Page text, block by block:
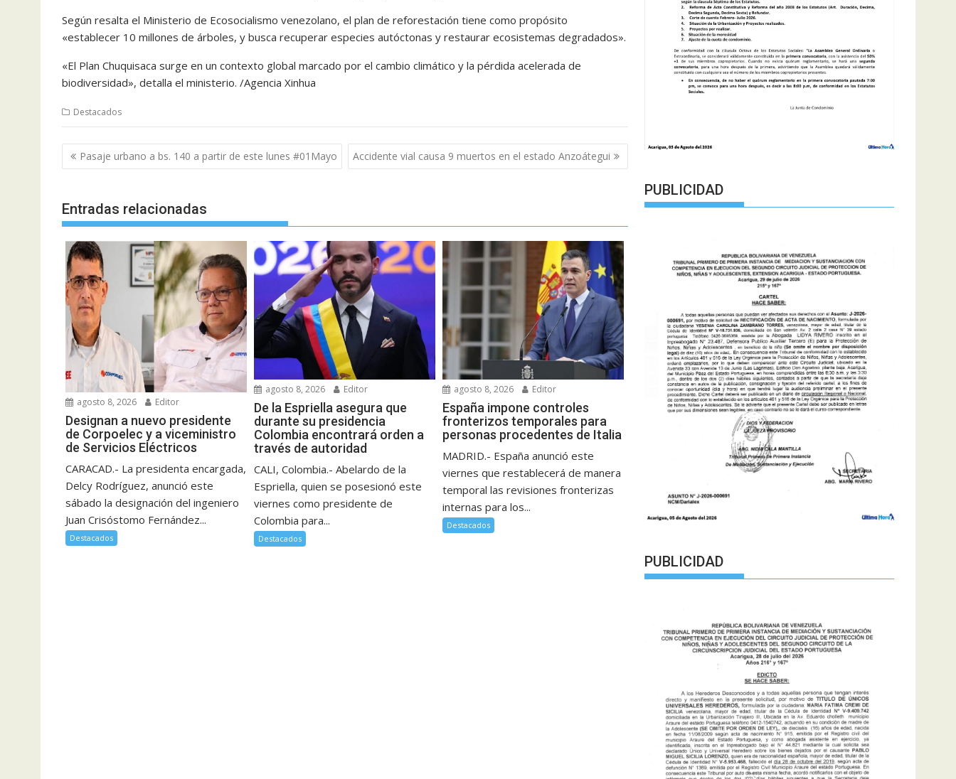
Según resalta el Ministerio de Ecosocialismo venezolano, el plan de reforestación tiene como propósito
«establecer 10 millones de árboles, y busca recuperar especies autóctonas y restaurar ecosistemas degradados».
«El Plan Chuquisaca surge en un contexto global marcado por el cambio climático y la pérdida acelerada de
biodiversidad», detalla el ministerio. /Agencia Xinhua
Destacados
Navegación
de
Pasaje urbano a bs. 140 a partir de este lunes #01Mayo Accidente vial causa 9 muertos en el estado Anzoátegui
Entradas relacionadas
agosto 8, 2026 Editor
Designan a nuevo presidente
de Corpoelec y a viceministro
de Servicios Eléctricos
CARACAD.- La presidenta encargada,
Delcy Rodríguez, anunció este
sábado la designación del ingeniero
Juan Crisóstomo Fernández...
Destacados
agosto 8, 2026 Editor
De la Espriella asegura que
durante su presidencia
Colombia encontrará orden a
través de autoridad
CALI, Colombia.- Abelardo de la
Espriella, quien se posesionó este
viernes como presidente de
Colombia para...
Destacados
agosto 8, 2026 Editor
España impone controles
fronterizos temporales para
personas procedentes de Italia
MADRID.- España anunció este
viernes que restablecerá de manera
temporal las revisiones fronterizas
internas para los...
Destacados
PUBLICIDAD
PUBLICIDAD